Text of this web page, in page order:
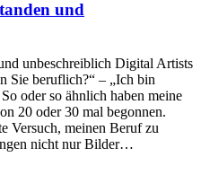
und
unbeschreiblich Digital Artists
Sie beruflich?“ – „Ich bin
oder so ähnlich haben meine
20 oder 30 mal begonnen.
Versuch, meinen Beruf zu
nicht nur Bilder…